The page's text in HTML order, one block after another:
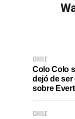
CHILE
Colo Colo
dejó de
sobre
CHILE